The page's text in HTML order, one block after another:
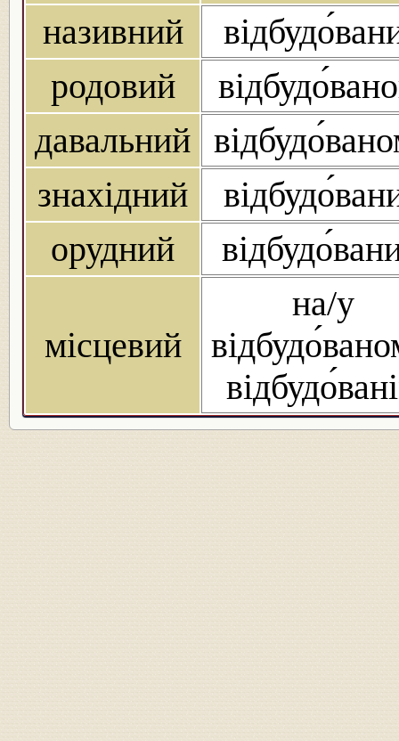
називний
родовий
давальний
знахідний
орудний
місцевий
на/у